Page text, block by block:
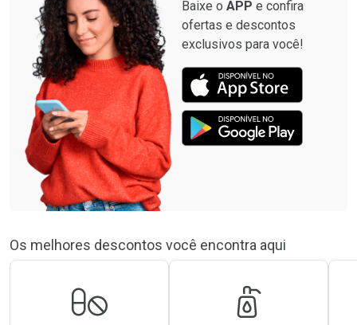
Baixe o APP e confira
ofertas e descontos
exclusivos para você!
Os melhores descontos você encontra aqui